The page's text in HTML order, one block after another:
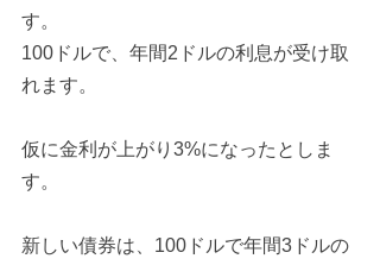
す。
100ドルで、年間2ドルの利息が受け取
れます。
仮に金利が上がり3%になったとしま
す。
新しい債券は、100ドルで年間3ドルの